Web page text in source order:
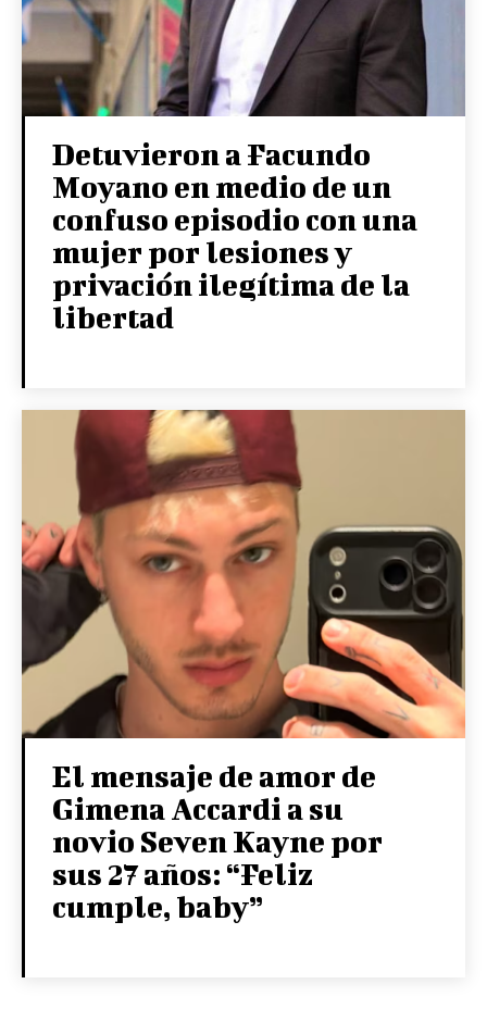
Detuvieron a Facundo
Moyano en medio de un
confuso episodio con una
mujer por lesiones y
privación ilegítima de la
libertad
El mensaje de amor de
Gimena Accardi a su
novio Seven Kayne por
sus 27 años: “Feliz
cumple, baby”